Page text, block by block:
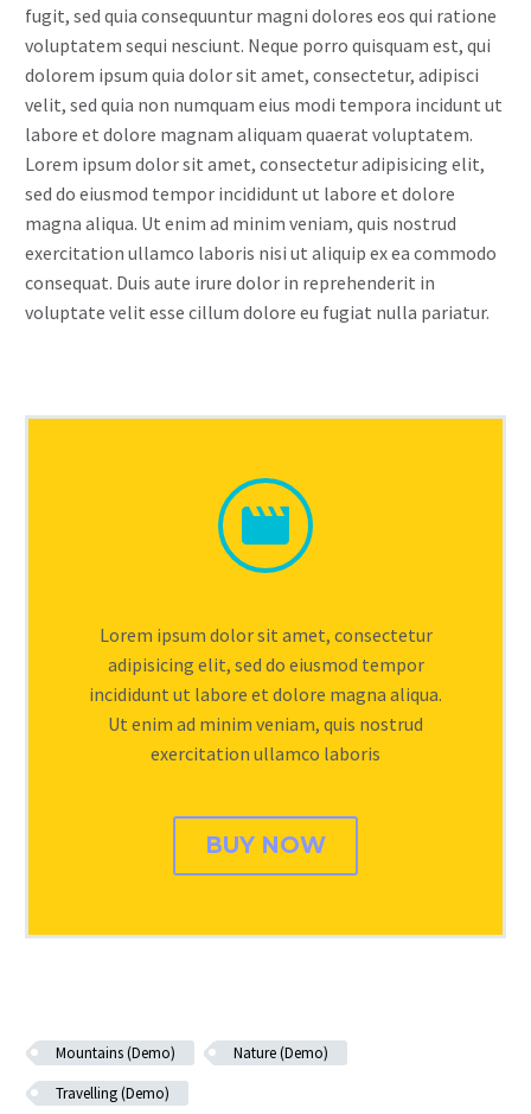
fugit, sed quia consequuntur magni dolores eos qui ratione
voluptatem sequi nesciunt. Neque porro quisquam est, qui
dolorem ipsum quia dolor sit amet, consectetur, adipisci
velit, sed quia non numquam eius modi tempora incidunt ut
labore et dolore magnam aliquam quaerat voluptatem.
Lorem ipsum dolor sit amet, consectetur adipisicing elit,
sed do eiusmod tempor incididunt ut labore et dolore
magna aliqua. Ut enim ad minim veniam, quis nostrud
exercitation ullamco laboris nisi ut aliquip ex ea commodo
consequat. Duis aute irure dolor in reprehenderit in
voluptate velit esse cillum dolore eu fugiat nulla pariatur.


Lorem ipsum dolor sit amet, consectetur
adipisicing elit, sed do eiusmod tempor
incididunt ut labore et dolore magna aliqua.
Ut enim ad minim veniam, quis nostrud
exercitation ullamco laboris
BUY NOW
Mountains (Demo)
Nature (Demo)
Travelling (Demo)